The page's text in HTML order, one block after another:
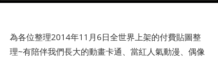
為各位整理2014年11月6日全世界上架的付費貼圖整
理~有陪伴我們長大的動畫卡通、當紅人氣動漫、偶像